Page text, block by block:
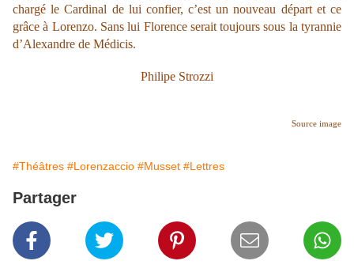
chargé le Cardinal de lui confier, c’est un nouveau départ et ce
grâce à Lorenzo. Sans lui Florence serait toujours sous la tyrannie
d’Alexandre de Médicis.
Philipe Strozzi
Source image
#Théâtres #Lorenzaccio #Musset #Lettres
Partager